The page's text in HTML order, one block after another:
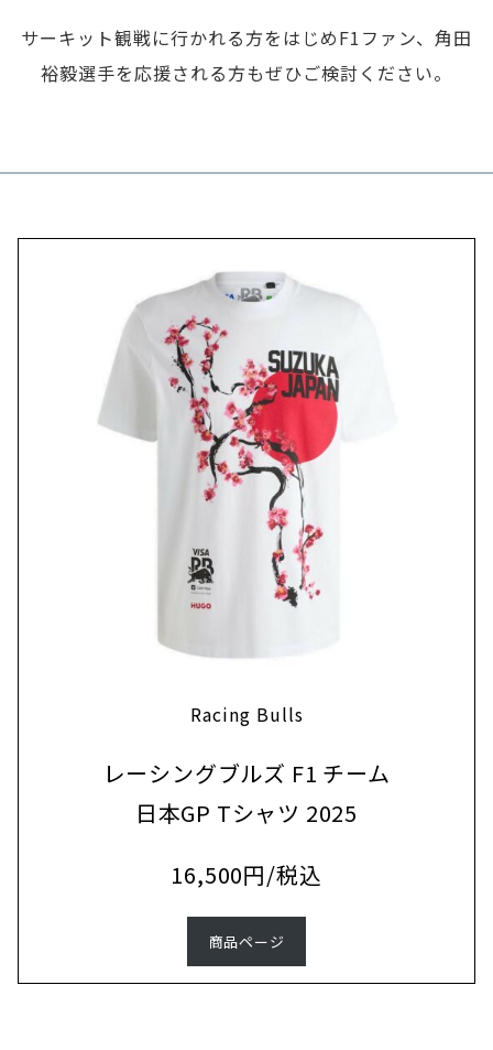
サーキット観戦に行かれる方をはじめF1ファン、角田
裕毅選手を応援される方もぜひご検討ください。
Racing Bulls
レーシングブルズ F1 チーム
日本GP Tシャツ 2025
16,500円/税込
商品ページ